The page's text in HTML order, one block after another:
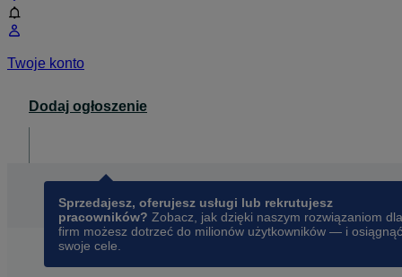
Twoje konto
Dodaj ogłoszenie
Sprzedajesz, oferujesz usługi lub rekrutujesz
pracowników? Zobacz, jak dzięki naszym rozwiązaniom dla
firm możesz dotrzeć do milionów użytkowników — i osiągnąć
swoje cele.